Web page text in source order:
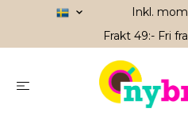
Inkl.
Frakt 49:- Fri